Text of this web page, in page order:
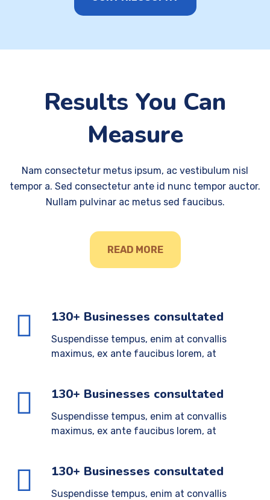
Results You Can
Measure
Nam consectetur metus ipsum, ac vestibulum nisl
tempor a. Sed consectetur ante id nunc tempor auctor.
Nullam pulvinar ac metus sed faucibus.
READ MORE
130+ Businesses consultated
Suspendisse tempus, enim at convallis
maximus, ex ante faucibus lorem, at
130+ Businesses consultated
Suspendisse tempus, enim at convallis
maximus, ex ante faucibus lorem, at
130+ Businesses consultated
Suspendisse tempus, enim at convallis